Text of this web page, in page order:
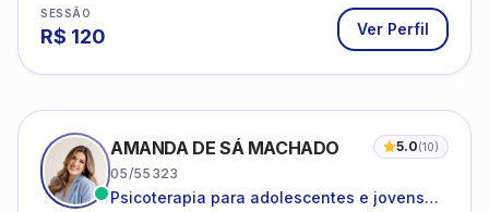
SESSÃO
R$ 120 Ver Perfil
AMANDA DE SÁ MACHADO 5.0(10)
05/55323
Psicoterapia para adolescentes e jovens